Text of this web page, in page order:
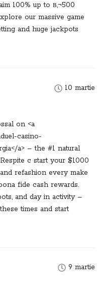
100% up to в‚¬500
our massive game
and huge jackpots
10 martie
on <a
casino-
a> – the #1 natural
c start your $1000
refashion every make
fide cash rewards.
and day in activity –
times and start
9 martie